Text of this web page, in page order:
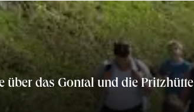
über das Gontal und die Pritzhütte